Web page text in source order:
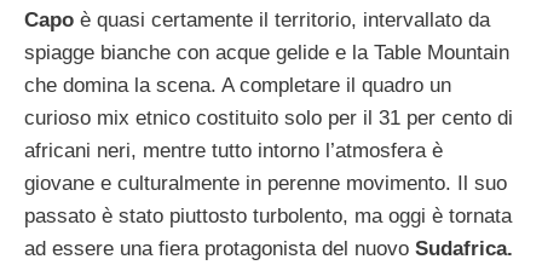
Capo è quasi certamente il territorio, intervallato da
spiagge bianche con acque gelide e la Table Mountain
che domina la scena. A completare il quadro un
curioso mix etnico costituito solo per il 31 per cento di
africani neri, mentre tutto intorno l’atmosfera è
giovane e culturalmente in perenne movimento. Il suo
passato è stato piuttosto turbolento, ma oggi è tornata
ad essere una fiera protagonista del nuovo Sudafrica.